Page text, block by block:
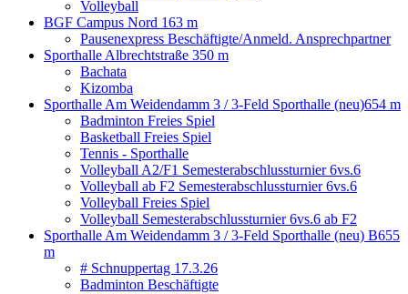
Volleyball
BGF Campus Nord 163 m
Pausenexpress Beschäftigte/Anmeld. Ansprechpartner
Sporthalle Albrechtstraße 350 m
Bachata
Kizomba
Sporthalle Am Weidendamm 3 / 3-Feld Sporthalle (neu)654 m
Badminton Freies Spiel
Basketball Freies Spiel
Tennis - Sporthalle
Volleyball A2/F1 Semesterabschlussturnier 6vs.6
Volleyball ab F2 Semesterabschlussturnier 6vs.6
Volleyball Freies Spiel
Volleyball Semesterabschlussturnier 6vs.6 ab F2
Sporthalle Am Weidendamm 3 / 3-Feld Sporthalle (neu) B655
m
# Schnuppertag 17.3.26
Badminton Beschäftigte